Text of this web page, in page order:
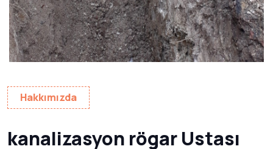
Hakkımızda
kanalizasyon rögar Ustası